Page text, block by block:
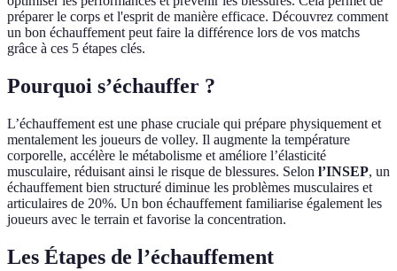
préparer le corps et l'esprit de manière efficace. Découvrez comment
un bon échauffement peut faire la différence lors de vos matchs
grâce à ces 5 étapes clés.
Pourquoi s’échauffer ?
L’échauffement est une phase cruciale qui prépare physiquement et
mentalement les joueurs de volley. Il augmente la température
corporelle, accélère le métabolisme et améliore l’élasticité
musculaire, réduisant ainsi le risque de blessures. Selon l’INSEP, un
échauffement bien structuré diminue les problèmes musculaires et
articulaires de 20%. Un bon échauffement familiarise également les
joueurs avec le terrain et favorise la concentration.
Les Étapes de l’échauffement